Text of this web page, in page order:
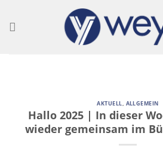
content
AKTUELL, ALLGEMEIN
Hallo 2025 | In dieser
wieder gemeinsam im